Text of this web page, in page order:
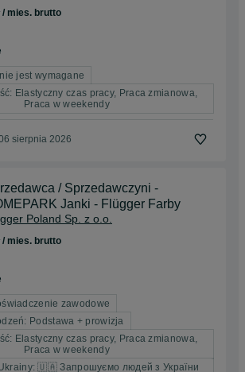
/ mies. brutto
jest wymagane
Elastyczny czas pracy, Praca zmianowa,
Praca w weekendy
sierpnia 2026
/ Sprzedawczyni -
Janki - Flügger Farby
Poland Sp. z o.o.
/ mies. brutto
zawodowe
Podstawa + prowizja
Elastyczny czas pracy, Praca zmianowa,
Praca w weekendy
🇺🇦 Запрошуємо людей з України